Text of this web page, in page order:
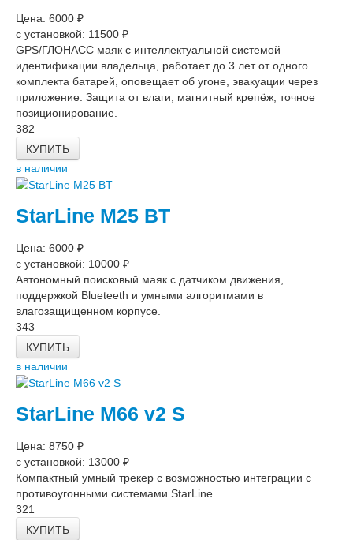
Цена: 6000 ₽
с установкой: 11500 ₽
GPS/ГЛОНАСС маяк с интеллектуальной системой
идентификации владельца, работает до 3 лет от одного
комплекта батарей, оповещает об угоне, эвакуации через
приложение. Защита от влаги, магнитный крепёж, точное
позиционирование.
382
КУПИТЬ
в наличии
StarLine M25 BT
Цена: 6000 ₽
с установкой: 10000 ₽
Автономный поисковый маяк с датчиком движения,
поддержкой Blueteeth и умными алгоритмами в
влагозащищенном корпусе.
343
КУПИТЬ
в наличии
StarLine M66 v2 S
Цена: 8750 ₽
с установкой: 13000 ₽
Компактный умный трекер с возможностью интеграции с
противоугонными системами StarLine.
321
КУПИТЬ